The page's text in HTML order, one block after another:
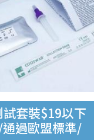
試套裝$19以下
過歐盟標準/